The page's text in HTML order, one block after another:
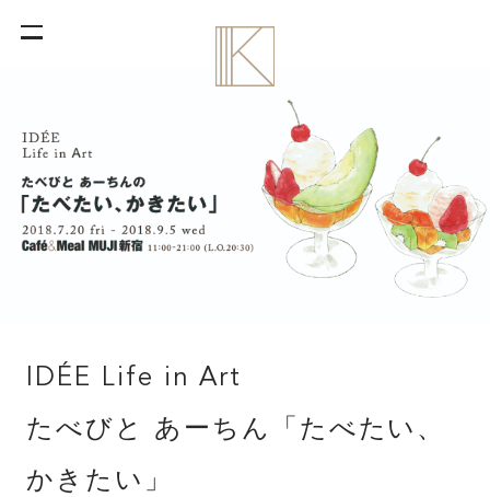
IDÉE Life in Art
たべびと あーちん「たべたい、
かきたい」